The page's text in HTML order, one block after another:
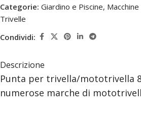
Categorie: Giardino e Piscine,
Trivelle
Condividi:
Descrizione
Punta per trivella/mototrivella
numerose marche di